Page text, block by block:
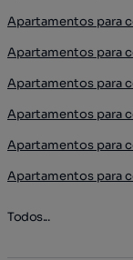
Apartamentos para
Apartamentos para
Apartamentos para
Apartamentos para
Apartamentos para
Apartamentos para
Todos...